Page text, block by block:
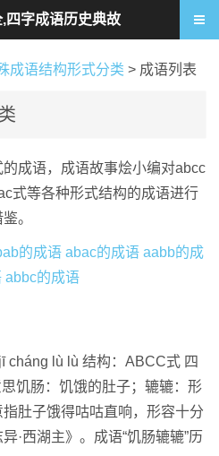
成语结构形式分类 > 成语列表
成语，成语故事烩小编对abcc
式等各种形式结构的成语进行
。
的成语 abac的成语 aabb的成
abbc的成语
cháng lù lù 结构：ABCC式 四
饥肠：饥饿的肚子；辘辘：形
肚子饿得咕咕直响，形容十分
·西湖主》。成语“饥肠辘辘”历
四字成语历史典故